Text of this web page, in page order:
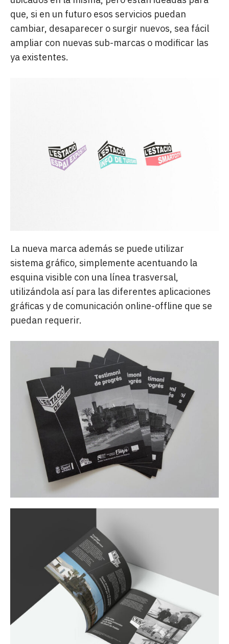
que, si en un futuro esos servicios puedan
cambiar, desaparecer o surgir nuevos, sea fácil
ampliar con nuevas sub-marcas o modificar las
ya existentes.
La nueva marca además se puede utilizar
sistema gráfico, simplemente acentuando la
esquina visible con una línea trasversal,
utilizándola así para las diferentes aplicaciones
gráficas y de comunicación online-offline que se
puedan requerir.